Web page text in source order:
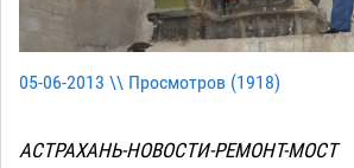
05-06-2013 \\ Просмотров (1918)
АСТРАХАНЬ-НОВОСТИ-РЕМОНТ-МОСТ